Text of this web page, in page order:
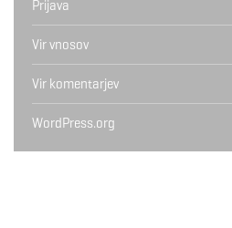
Prijava
Vir vnosov
Vir komentarjev
WordPress.org